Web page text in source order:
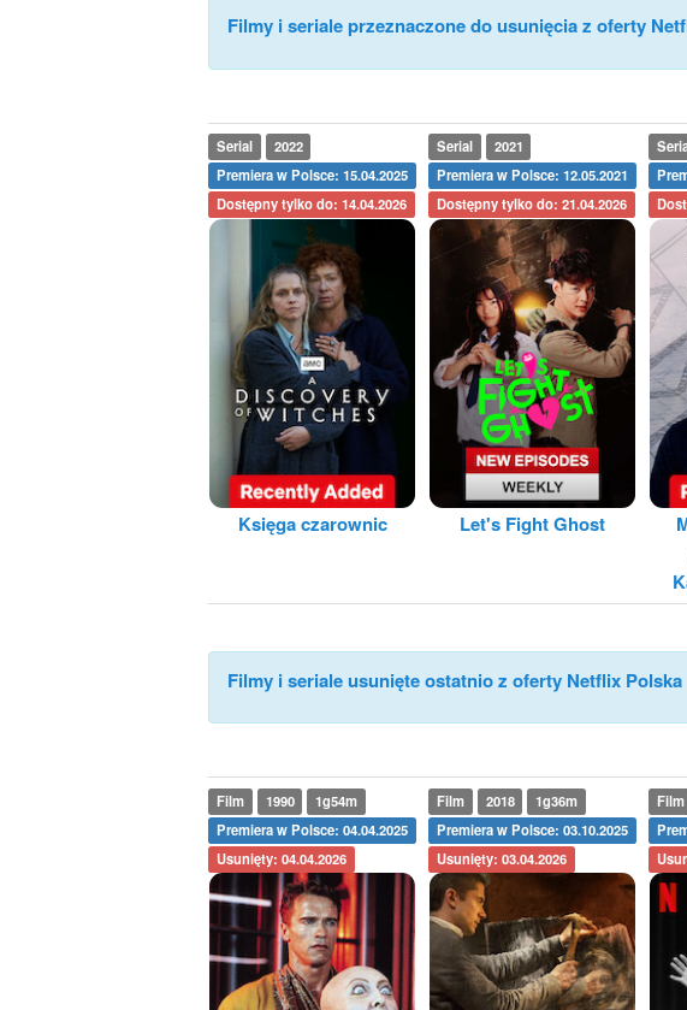
Filmy i seriale przeznaczone do usunięcia z oferty
Serial
2022
Premiera w Polsce: 15.04.2025
Dostępny tylko do: 14.04.2026
Księga czarownic
Serial
2021
Premiera w Polsce: 12.05.2021
Dostępny tylko do: 21.04.2026
Let's Fight Ghost
Filmy i seriale usunięte ostatnio z oferty Netflix Polska
Film 1990
1g54m
Premiera w Polsce: 04.04.2025
Usunięty: 04.04.2026
Film 2018
1g36m
Premiera w Polsce: 03.10.2025
Usunięty: 03.04.2026
Film